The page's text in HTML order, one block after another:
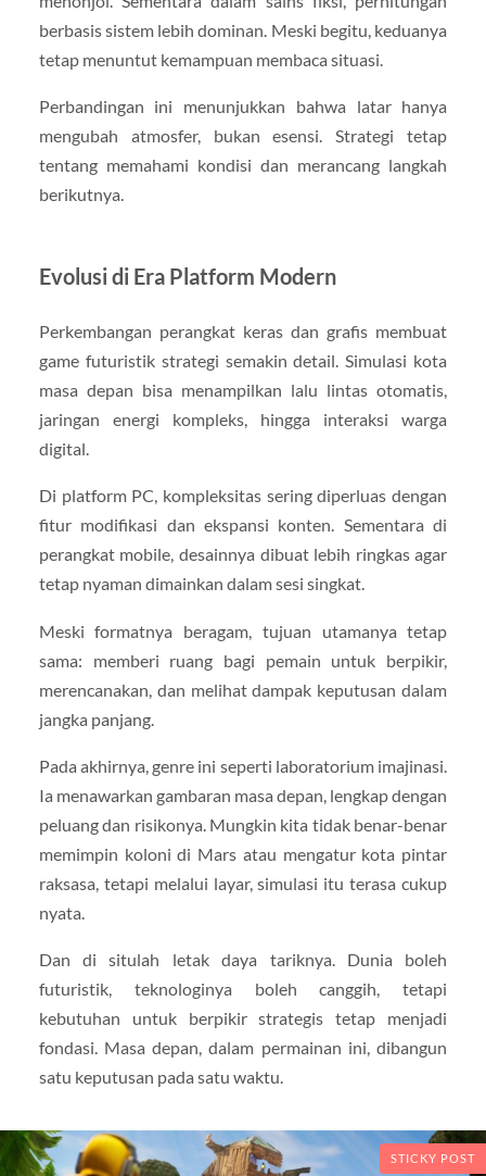
berbasis sistem lebih dominan. Meski begitu, keduanya
tetap menuntut kemampuan membaca situasi.
Perbandingan ini menunjukkan bahwa latar hanya
mengubah atmosfer, bukan esensi. Strategi tetap
tentang memahami kondisi dan merancang langkah
berikutnya.
Evolusi di Era Platform Modern
Perkembangan perangkat keras dan grafis membuat
game futuristik strategi semakin detail. Simulasi kota
masa depan bisa menampilkan lalu lintas otomatis,
jaringan energi kompleks, hingga interaksi warga
digital.
Di platform PC, kompleksitas sering diperluas dengan
fitur modifikasi dan ekspansi konten. Sementara di
perangkat mobile, desainnya dibuat lebih ringkas agar
tetap nyaman dimainkan dalam sesi singkat.
Meski formatnya beragam, tujuan utamanya tetap
sama: memberi ruang bagi pemain untuk berpikir,
merencanakan, dan melihat dampak keputusan dalam
jangka panjang.
Pada akhirnya, genre ini seperti laboratorium imajinasi.
Ia menawarkan gambaran masa depan, lengkap dengan
peluang dan risikonya. Mungkin kita tidak benar-benar
memimpin koloni di Mars atau mengatur kota pintar
raksasa, tetapi melalui layar, simulasi itu terasa cukup
nyata.
Dan di situlah letak daya tariknya. Dunia boleh
futuristik, teknologinya boleh canggih, tetapi
kebutuhan untuk berpikir strategis tetap menjadi
fondasi. Masa depan, dalam permainan ini, dibangun
satu keputusan pada satu waktu.
STICKY POST